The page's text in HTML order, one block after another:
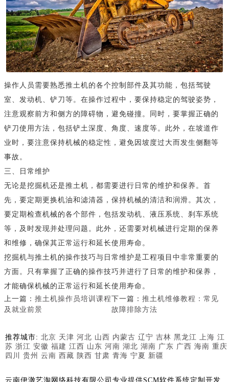
操作人员需要熟悉推土机的各个控制部件及其功能，包括驾驶
室、发动机、铲刀等。在操作过程中，要保持稳定的驾驶姿势，
注意观察前方和侧方的障碍物，避免碰撞。同时，要掌握正确的
铲刀使用方法，包括铲土深度、角度、速度等。此外，在坡道作
业时，要注意保持机械的稳定性，避免因坡度过大而发生侧翻等
事故。
三、日常维护
无论是挖掘机还是推土机，都需要进行日常的维护和保养。首
先，要定期更换机油和滤清器，保持机械的清洁和润滑。其次，
要定期检查机械的各个部件，包括发动机、液压系统、刹车系统
等，及时发现并处理问题。此外，还需要对机械进行定期的保养
和维修，确保其正常运行和延长使用寿命。
挖掘机与推土机的操作技巧与日常维护是工程项目中非常重要的
方面。只有掌握了正确的操作技巧并进行了日常的维护和保养，
才能确保机械的正常运行和延长使用寿命。
上一篇： 推土机操作员培训课程
及就业前景
下一篇： 推土机维修教程：常见
故障排除方法
推荐城市: 北京 天津 河北 山西 内蒙古 辽宁 吉林 黑龙江 上海 江
苏 浙江 安徽 福建 江西 山东 河南 湖北 湖南 广东 广西 海南 重庆
四川
贵州 云南 西藏 陕西 甘肃 青海 宁夏 新疆
云南伊澈艺淘网络科技有限公司专业提供SCM软件系统定制开发